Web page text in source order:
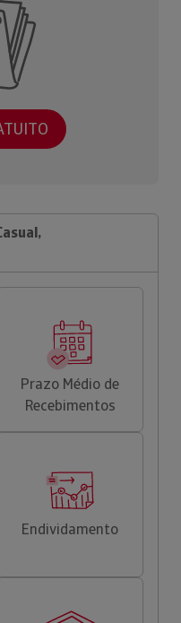
Prazo Médio de
Recebimentos
Endividamento